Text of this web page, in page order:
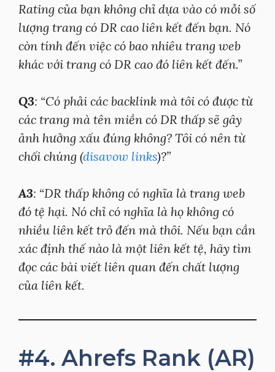
Rating của bạn không chỉ dựa vào có mỗi số
lượng trang có DR cao liên kết đến bạn. Nó
còn tính đến việc có bao nhiêu trang web
khác với trang có DR cao đó liên kết đến.”
Q3: “Có phải các backlink mà tôi có được từ
các trang mà tên miền có DR thấp sẽ gây
ảnh hưởng xấu đúng không? Tôi có nên từ
chối chúng (disavow links)?”
A3: “DR thấp không có nghĩa là trang web
đó tệ hại. Nó chỉ có nghĩa là họ không có
nhiều liên kết trỏ đến mà thôi. Nếu bạn cần
xác định thế nào là một liên kết tệ, hãy tìm
đọc các bài viết liên quan đến chất lượng
của liên kết.
#4. Ahrefs Rank (AR)